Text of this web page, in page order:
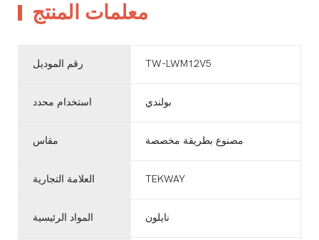
معلمات المنتج
رقم الموديل TW-LWM12V5
استخدام محدد بولندي
مقاس مصنوع بطريقة مخصصة
العلامة التجارية TEKWAY
المواد الرئيسية نايلون